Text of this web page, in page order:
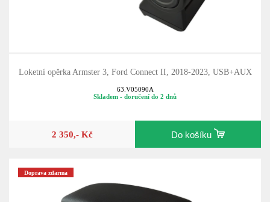
Loketní opěrka Armster 3, Ford Connect II, 2018-2023, USB+AUX
63.V05090A
Skladem - doručení do 2 dnů
2 350,- Kč Do košíku
Doprava zdarma